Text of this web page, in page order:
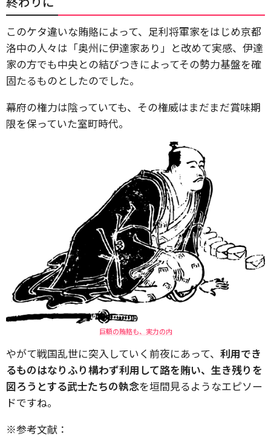
このケタ違いな賄賂によって、足利将軍家をはじめ京都
洛中の人々は「奥州に伊達家あり」と改めて実感、伊達
家の方でも中央との結びつきによってその勢力基盤を確
固たるものとしたのでした。
幕府の権力は陰っていても、その権威はまだまだ賞味期
限を保っていた室町時代。
巨額の賄賂も、実力の内
やがて戦国乱世に突入していく前夜にあって、 利用でき
るものはなりふり構わず利用して路を賄い、生き残りを
図ろうとする武士たちの執念を垣間見るようなエピソー
ドですね。
※参考文献：